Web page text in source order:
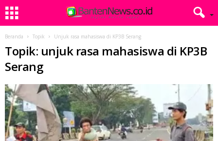
Beranda Topik Unjuk rasa mahasiswa di KP3B Serang
Topik: unjuk rasa mahasiswa di KP3B
Serang